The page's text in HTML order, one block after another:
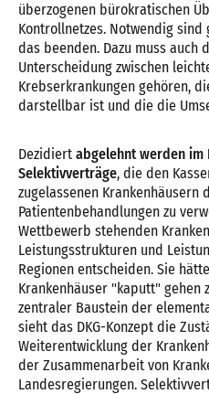
überzogenen bürokratischen
Kontrollnetzes. Notwendig
das beenden. Dazu muss auch
Unterscheidung zwischen
Krebserkrankungen gehören,
darstellbar ist und die die
Dezidiert abgelehnt werden im
Selektivverträge, die den
zugelassenen Krankenhäusern
Patientenbehandlungen zu
Wettbewerb stehenden
Leistungsstrukturen und
Regionen entscheiden. Sie
Krankenhäuser "kaputt" gehen
zentraler Baustein der
sieht das DKG-Konzept die
Weiterentwicklung der
der Zusammenarbeit von
Landesregierungen.